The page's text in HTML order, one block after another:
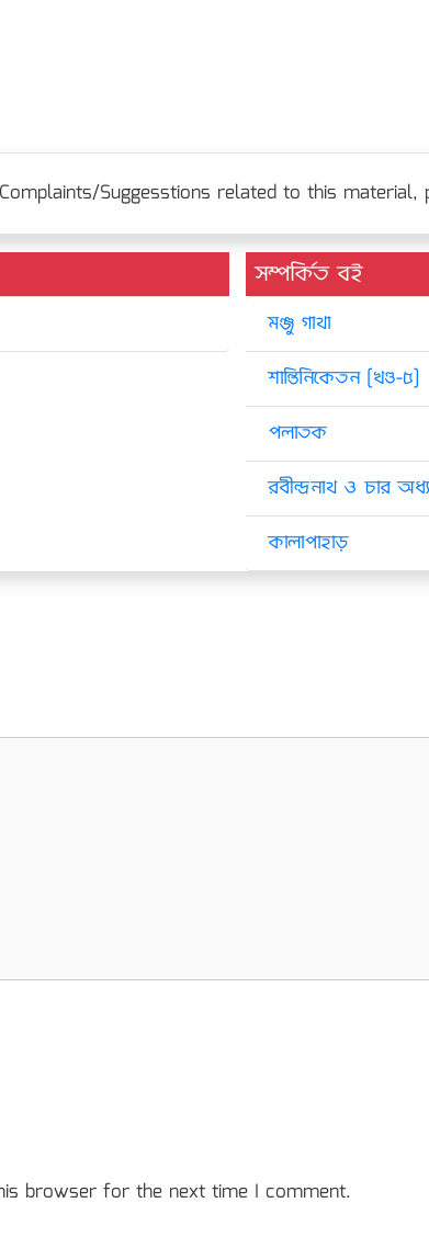
Suggesstions related to this material,
সম্পর্কিত বই
মঞ্জু গাথা
শান্তিনিকেতন [খণ্ড-৫]
পলাতক
রবীন্দ্রনাথ ও চার
কালাপাহাড়
browser for the next time I comment.